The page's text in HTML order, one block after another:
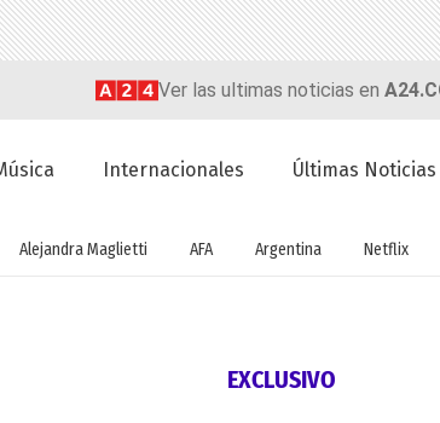
Ver las ultimas noticias en
Internacionales Últimas Noticias
Alejandra Maglietti AFA Argentina Netflix
EXCLUSIVO